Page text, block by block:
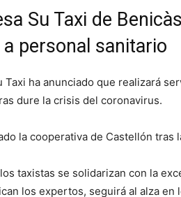
Su Taxi de
personal sanitario
Taxi ha anunciado que realizará
dure la crisis del coronavirus.
la cooperativa de Castellón
taxistas se solidarizan con la
los expertos, seguirá al alza en